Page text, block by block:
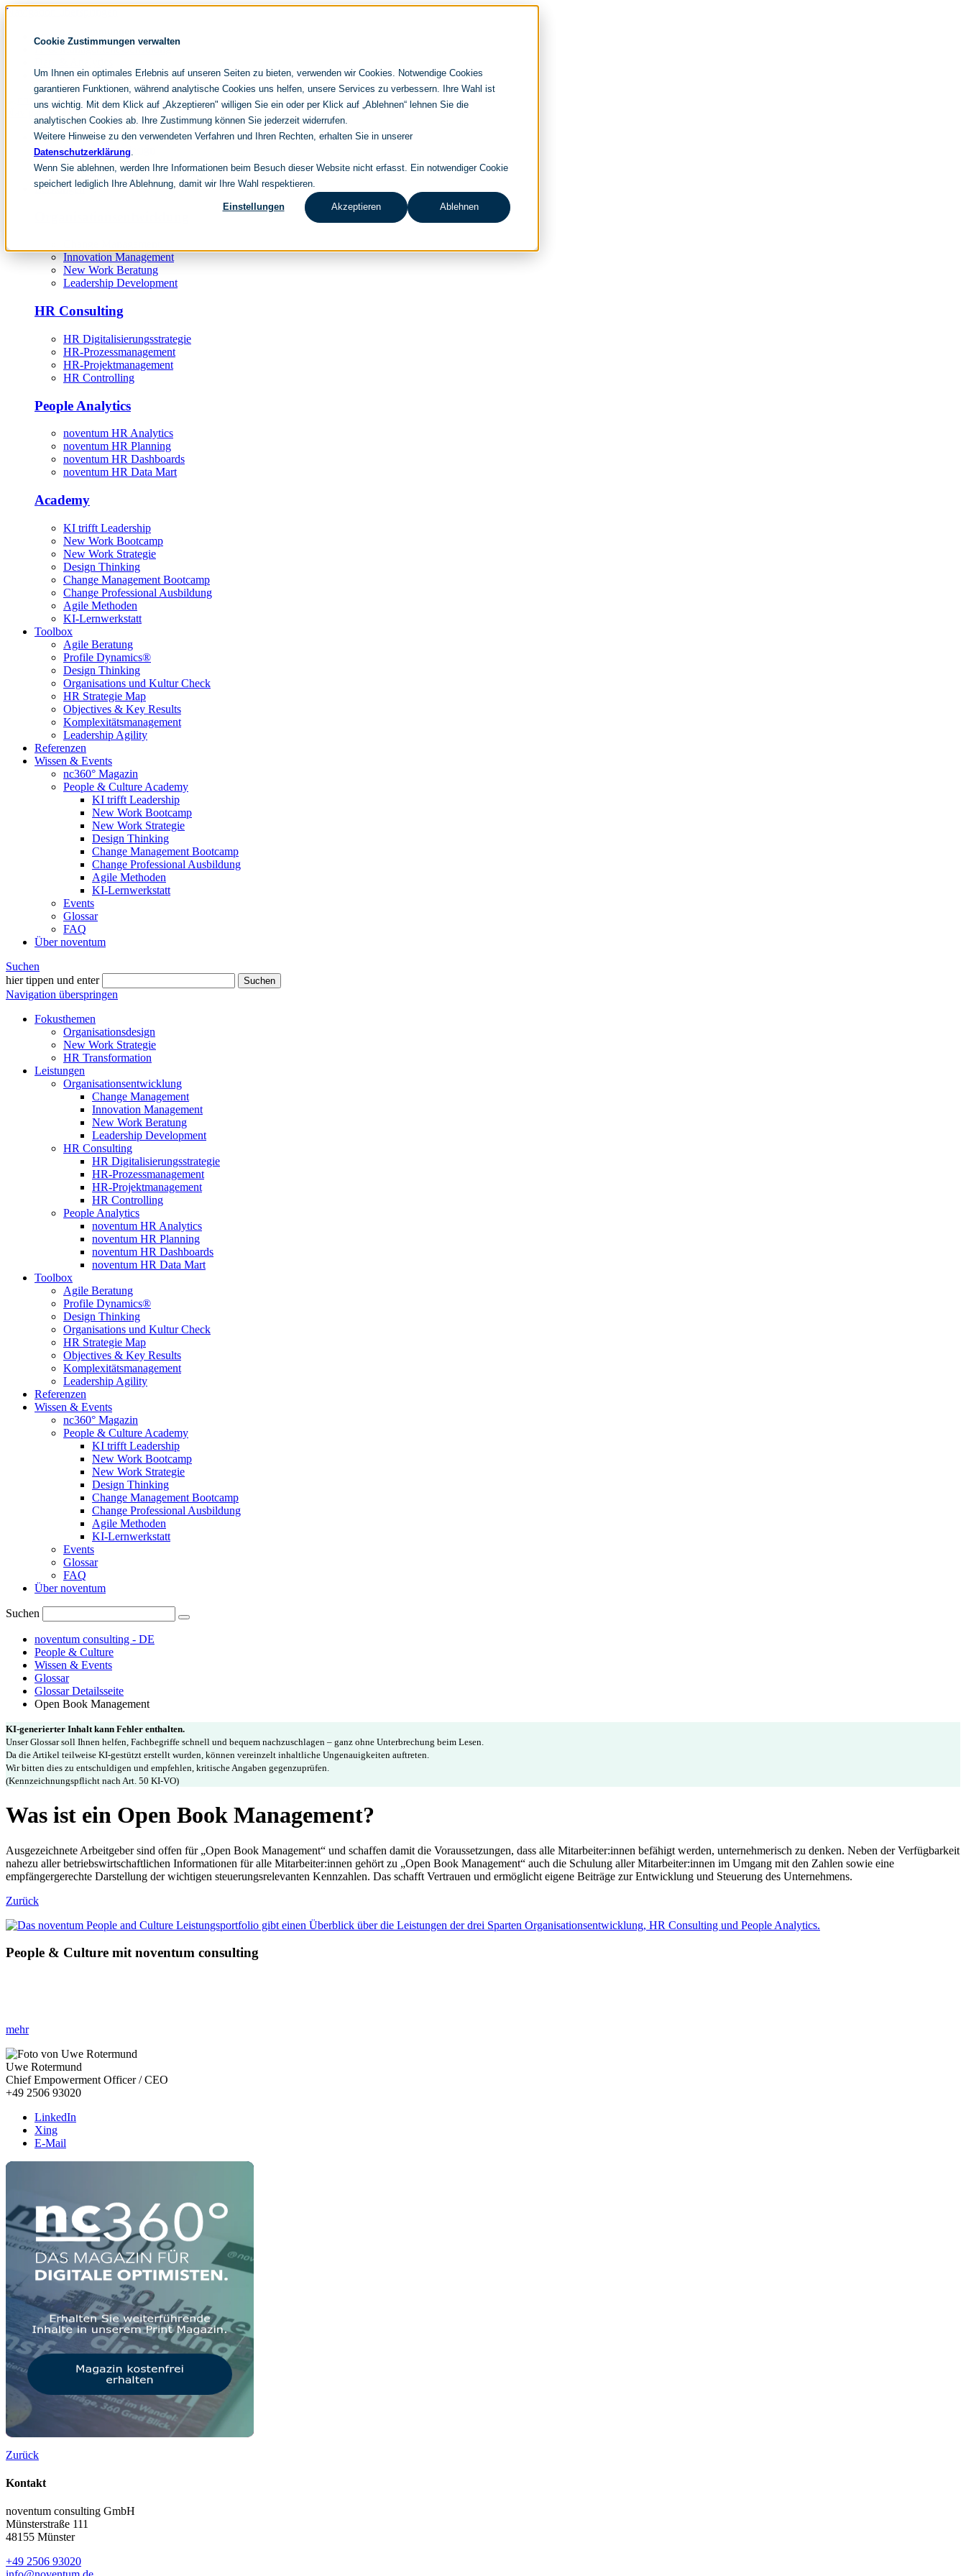
Cookie Zustimmungen verwalten
Um Ihnen ein optimales Erlebnis auf unseren Seiten zu bieten, verwenden wir Cookies. Notwendige Cookies
garantieren Funktionen, während analytische Cookies uns helfen, unsere Services zu verbessern. Ihre Wahl ist
uns wichtig. Mit dem Klick auf „Akzeptieren" willigen Sie ein oder per Klick auf „Ablehnen“ lehnen Sie die
analytischen Cookies ab. Ihre Zustimmung können Sie jederzeit widerrufen.
Weitere Hinweise zu den verwendeten Verfahren und Ihren Rechten, erhalten Sie in unserer
Datenschutzerklärung.
Wenn Sie ablehnen, werden Ihre Informationen beim Besuch dieser Website nicht erfasst. Ein notwendiger Cookie
speichert lediglich Ihre Ablehnung, damit wir Ihre Wahl respektieren.
Einstellungen Akzeptieren Ablehnen
Navigation überspringen
noventum
IT & Management Consulting
People & Culture
Navigation überspringen
Fokusthemen
Organisationsdesign
New Work Strategie
HR Transformation
Leistungen
Innovation Management
New Work Beratung
Leadership Development
HR Consulting
HR Digitalisierungsstrategie
HR-Prozessmanagement
HR-Projektmanagement
HR Controlling
People Analytics
noventum HR Analytics
noventum HR Planning
noventum HR Dashboards
noventum HR Data Mart
Academy
KI trifft Leadership
New Work Bootcamp
New Work Strategie
Design Thinking
Change Management Bootcamp
Change Professional Ausbildung
Agile Methoden
KI-Lernwerkstatt
Toolbox
Agile Beratung
Profile Dynamics®
Design Thinking
Organisations und Kultur Check
HR Strategie Map
Objectives & Key Results
Komplexitätsmanagement
Leadership Agility
Referenzen
Wissen & Events
nc360° Magazin
People & Culture Academy
KI trifft Leadership
New Work Bootcamp
New Work Strategie
Design Thinking
Change Management Bootcamp
Change Professional Ausbildung
Agile Methoden
KI-Lernwerkstatt
Events
Glossar
FAQ
Über noventum
Suchen
hier tippen und enter
Suchen
Navigation überspringen
Fokusthemen
Organisationsdesign
New Work Strategie
HR Transformation
Leistungen
Organisationsentwicklung
Change Management
Innovation Management
New Work Beratung
Leadership Development
HR Consulting
HR Digitalisierungsstrategie
HR-Prozessmanagement
HR-Projektmanagement
HR Controlling
People Analytics
noventum HR Analytics
noventum HR Planning
noventum HR Dashboards
noventum HR Data Mart
Toolbox
Agile Beratung
Profile Dynamics®
Design Thinking
Organisations und Kultur Check
HR Strategie Map
Objectives & Key Results
Komplexitätsmanagement
Leadership Agility
Referenzen
Wissen & Events
nc360° Magazin
People & Culture Academy
KI trifft Leadership
New Work Bootcamp
New Work Strategie
Design Thinking
Change Management Bootcamp
Change Professional Ausbildung
Agile Methoden
KI-Lernwerkstatt
Events
Glossar
FAQ
Über noventum
Suchen
noventum consulting - DE
People & Culture
Wissen & Events
Glossar
Glossar Detailsseite
Open Book Management
KI-generierter Inhalt kann Fehler enthalten.
Unser Glossar soll Ihnen helfen, Fachbegriffe schnell und bequem nachzuschlagen – ganz ohne Unterbrechung beim Lesen.
Da die Artikel teilweise KI-gestützt erstellt wurden, können vereinzelt inhaltliche Ungenauigkeiten auftreten.
Wir bitten dies zu entschuldigen und empfehlen, kritische Angaben gegenzuprüfen.
(Kennzeichnungspflicht nach Art. 50 KI-VO)
Was ist ein Open Book Management?
Ausgezeichnete Arbeitgeber sind offen für „Open Book Management“ und schaffen damit die Voraussetzungen, dass alle Mitarbeiter:innen befähigt werden, unternehmerisch zu denken. Neben der Verfügbarkeit
nahezu aller betriebswirtschaftlichen Informationen für alle Mitarbeiter:innen gehört zu „Open Book Management“ auch die Schulung aller Mitarbeiter:innen im Umgang mit den Zahlen sowie eine
empfängergerechte Darstellung der wichtigen steuerungsrelevanten Kennzahlen. Das schafft Vertrauen und ermöglicht eigene Beiträge zur Entwicklung und Steuerung des Unternehmens.
Zurück
People & Culture mit noventum consulting
mehr
Uwe Rotermund
Chief Empowerment Officer / CEO
+49 2506 93020
LinkedIn
Xing
E-Mail
Zurück
Kontakt
noventum consulting GmbH
Münsterstraße 111
48155 Münster
+49 2506 93020